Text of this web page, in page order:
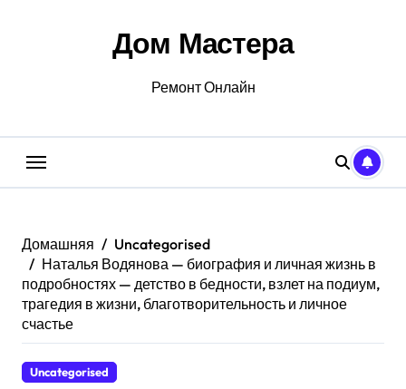
Дом Мастера
Ремонт Онлайн
Домашняя
Uncategorised
Наталья Водянова — биография и личная жизнь в
подробностях — детство в бедности, взлет на подиум,
трагедия в жизни, благотворительность и личное
счастье
Uncategorised